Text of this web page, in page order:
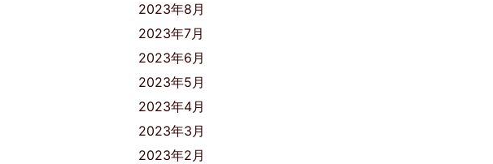
2023年8月
2023年7月
2023年6月
2023年5月
2023年4月
2023年3月
2023年2月